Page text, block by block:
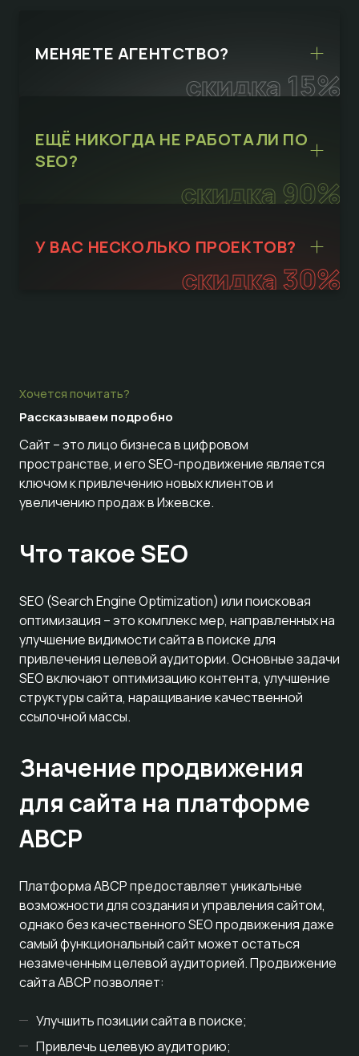
скидка 15%
МЕНЯЕТЕ АГЕНТСТВО?
скидка 90%
ЕЩЁ НИКОГДА НЕ РАБОТАЛИ ПО
SEO?
скидка 30%
У ВАС НЕСКОЛЬКО ПРОЕКТОВ?
Хочется почитать?
Рассказываем подробно
Сайт – это лицо бизнеса в цифровом
пространстве, и его SEO-продвижение является
ключом к привлечению новых клиентов и
увеличению продаж в Ижевске.
Что такое SEO
SEO (Search Engine Optimization) или поисковая
оптимизация – это комплекс мер, направленных на
улучшение видимости сайта в поиске для
привлечения целевой аудитории. Основные задачи
SEO включают оптимизацию контента, улучшение
структуры сайта, наращивание качественной
ссылочной массы.
Значение продвижения
для сайта на платформе
ABCP
Платформа ABCP предоставляет уникальные
возможности для создания и управления сайтом,
однако без качественного SEO продвижения даже
самый функциональный сайт может остаться
незамеченным целевой аудиторией. Продвижение
сайта ABCP позволяет:
Улучшить позиции сайта в поиске;
Привлечь целевую аудиторию;